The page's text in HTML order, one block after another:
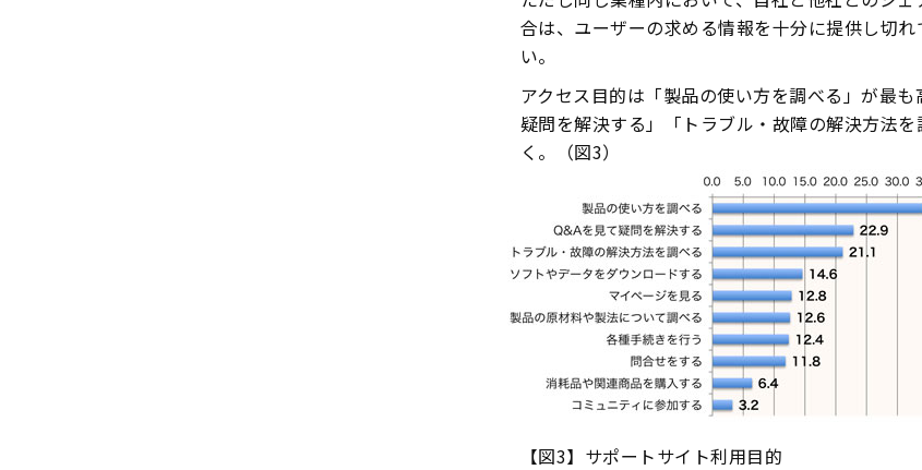
合は、ユーザーの求める情報を十分に提供し切
い。
アクセス目的は「製品の使い方を調べる」が最
疑問を解決する」「トラブル・故障の解決方法
く。（図3）
【図3】サポートサイト利用目的